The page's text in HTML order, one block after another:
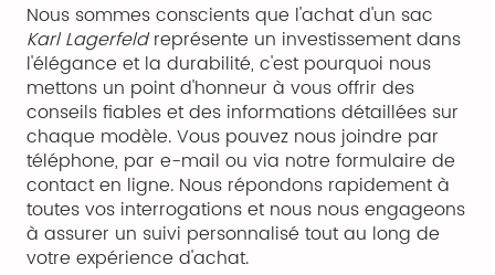
Nous sommes conscients que l'achat d'un sac
Karl Lagerfeldreprésente un investissement dans
l'élégance et la durabilité, c'est pourquoi nous
mettons un point d'honneur à vous offrir des
conseils fiables et des informations détaillées sur
chaque modèle. Vous pouvez nous joindre par
téléphone, par e-mail ou via notre formulaire de
contact en ligne. Nous répondons rapidement à
toutes vos interrogations et nous nous engageons
à assurer un suivi personnalisé tout au long de
votre expérience d'achat.